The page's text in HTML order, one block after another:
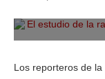
Los reporteros de